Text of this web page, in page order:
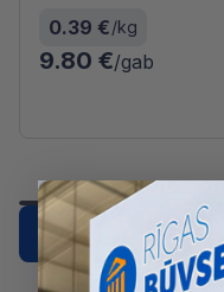
0.39 €/kg
9.80 €/gab
Rāda